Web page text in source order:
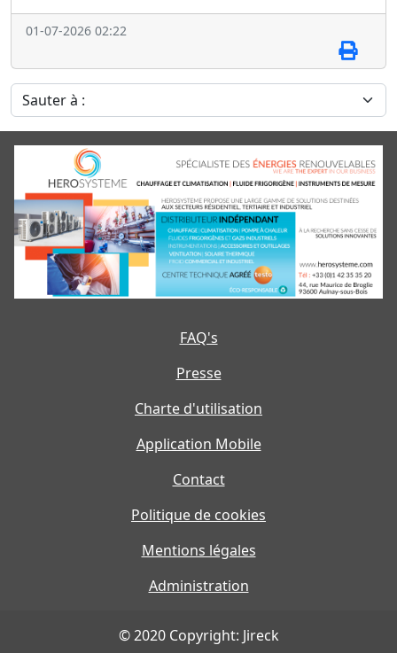
01-07-2026 02:22
Sauter à :
FAQ's
Presse
Charte d'utilisation
Application Mobile
Contact
Politique de cookies
Mentions légales
Administration
© 2020 Copyright: Jireck